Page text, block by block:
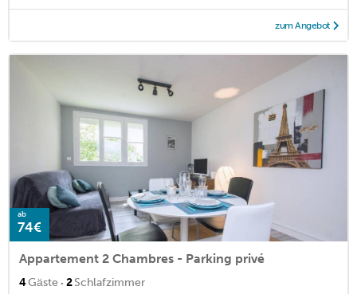
zum Angebot
ab
74€
Appartement 2 Chambres - Parking privé
4Gäste · 2Schlafzimmer